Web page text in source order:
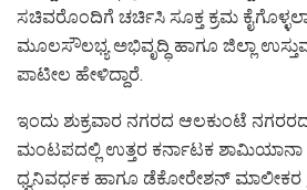
ಸಚಿವರೊಂದಿಗೆ ಚರ್ಚಿಸಿ ಸೂಕ್ತ ಕ್ರಮ
ಮೂಲಸೌಲಭ್ಯ ಅಭಿವೃದ್ಧಿ ಹಾಗೂ ಜಿಲ್ಲಾ
ಪಾಟೀಲ ಹೇಳಿದ್ದಾರೆ.
ಇಂದು ಶುಕ್ರವಾರ ನಗರದ ಆಲಕುಂಟೆ
ಮಂಟಪದಲ್ಲಿ ಉತ್ತರ ಕರ್ನಾಟಕ ಶಾಮಿಯಾನಾ
ಧ್ವನಿವರ್ಧಕ ಹಾಗೂ ಡೆಕೋರೇಶನ್ ಮಾಲೀಕರ